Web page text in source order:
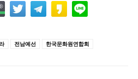
전남예선 한국문화원연합회